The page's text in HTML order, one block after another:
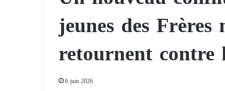
jeunes des Frères
retournent
6 juin 2026